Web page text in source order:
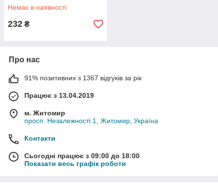
Немає в наявності
232 ₴
Про нас
91% позитивних з 1367 відгуків за рік
Працює з 13.04.2019
м. Житомир
просп. Незалежності 1, Житомир, Україна
Контакти
Сьогодні працює з 09:00 до 18:00
Показати весь графік роботи